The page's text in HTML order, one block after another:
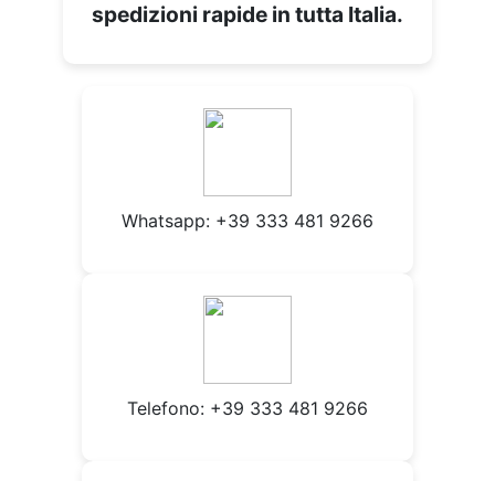
spedizioni rapide in tutta Italia.
Whatsapp: +39 333 481 9266
Telefono: +39 333 481 9266